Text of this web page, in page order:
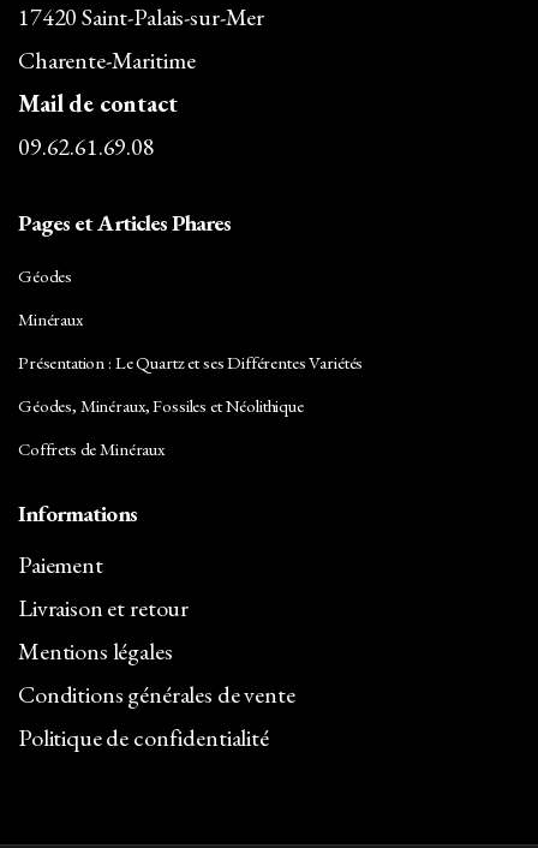
17420 Saint-Palais-sur-Mer
Charente-Maritime
Mail de contact
09.62.61.69.08
Pages et Articles Phares
Géodes
Minéraux
Présentation : Le Quartz et ses Différentes Variétés
Géodes, Minéraux, Fossiles et Néolithique
Coffrets de Minéraux
Informations
Paiement
Livraison et retour
Mentions légales
Conditions générales de vente
Politique de confidentialité